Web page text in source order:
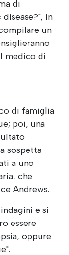
di
in
un
medico di
di famiglia
poi, una
sospetta
a uno
che
Andrews.
e si
essere
oppure